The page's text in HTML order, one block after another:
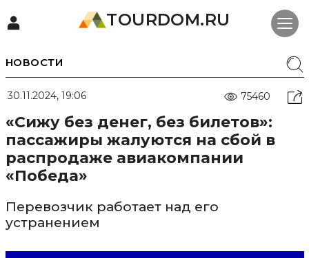
TOURDOM.RU
НОВОСТИ
30.11.2024, 19:06 75460
«Сижу без денег, без билетов»:
пассажиры жалуются на сбой в
распродаже авиакомпании
«Победа»
Перевозчик работает над его
устранением